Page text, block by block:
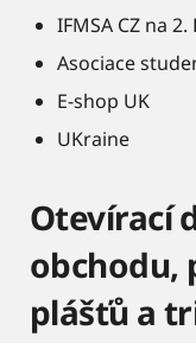
IFMSA CZ na 2.
Asociace
E-shop UK
UKraine
Otevírací
obchodu,
plášťů a